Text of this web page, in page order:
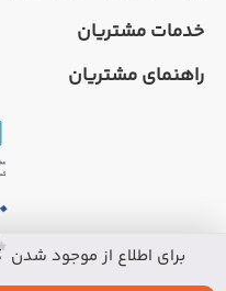
برای اطلاع از موجود شدن
خدمات مشتریان
راهنمای مشتریان